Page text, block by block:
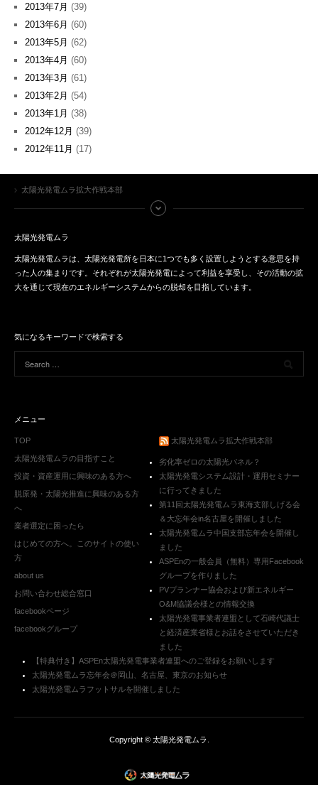
2013年7月 (39)
2013年6月 (60)
2013年5月 (62)
2013年4月 (60)
2013年3月 (61)
2013年2月 (54)
2013年1月 (38)
2012年12月 (39)
2012年11月 (17)
太陽光発電ムラ拡大作戦本部
太陽光発電ムラ
太陽光発電ムラは、太陽光発電所を日本に1つでも多く設置しようとする意思を持
った人の集まりです。それぞれが太陽光発電によって利益を享受し、その活動の拡
大を通じて現在のエネルギーシステムからの脱却を目指しています。
気になるキーワードで検索する
メニュー
TOP
太陽光発電ムラの目指すこと
投資・資産運用に興味のある方へ
脱原発・太陽光推進に興味のある方
へ
業者選定に困ったら
はじめての方へ。このサイトの使い
方
about us
お問い合わせ総合窓口
facebookページ
facebookグループ
太陽光発電ムラ拡大作戦本部
劣化率ゼロの太陽光パネル？
太陽光発電システム設計・運用セミナー
に行ってきました
第11回太陽光発電ムラ東海支部しげる会
＆大忘年会in名古屋を開催しました
太陽光発電ムラ中国支部忘年会を開催し
ました
ASPEnの一般会員（無料）専用Facebook
グループを作りました
PVプランナー協会および新エネルギー
O&M協議会様との情報交換
太陽光発電事業者連盟として石崎代議士
と経済産業省様とお話をさせていただき
ました
【特典付き】ASPEn太陽光発電事業者連盟へのご登録をお願いします
太陽光発電ムラ忘年会＠岡山、名古屋、東京のお知らせ
太陽光発電ムラフットサルを開催しました
Copyright © 太陽光発電ムラ